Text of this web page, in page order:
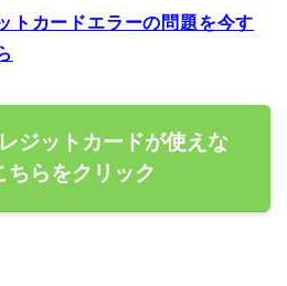
トカードエラーの問題を今す
ジットカードが使えな
ちらをクリック